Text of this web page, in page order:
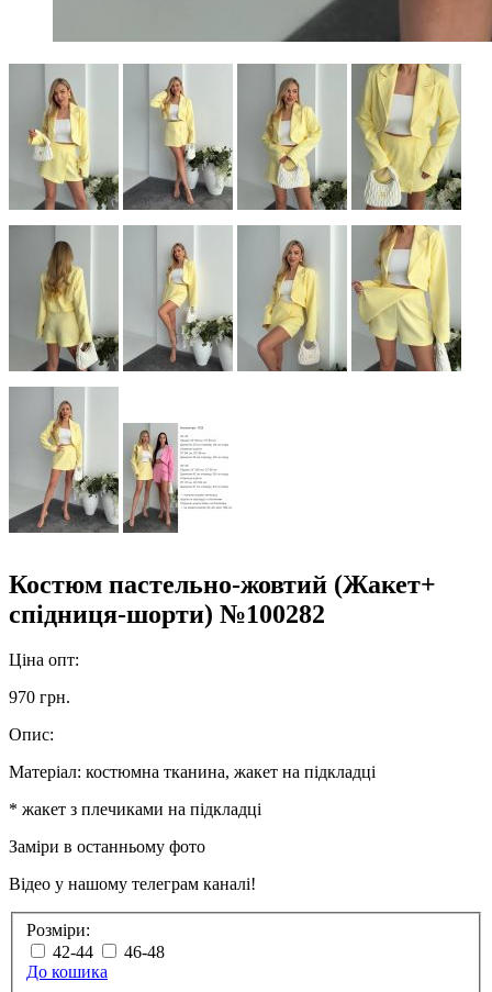
Костюм пастельно-жовтий (Жакет+
спідниця-шорти) №100282
Ціна опт:
970 грн.
Опис:
Матеріал: костюмна тканина, жакет на підкладці
* жакет з плечиками на підкладці
Заміри в останньому фото
Відео у нашому телеграм каналі!
Розміри:
42-44
46-48
До кошика